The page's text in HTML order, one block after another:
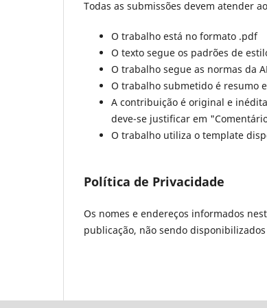
Todas as submissões devem atender
O trabalho está no formato .pdf
O texto segue os padrões de
O trabalho segue as normas da
O trabalho submetido é resumo
A contribuição é original e
deve-se justificar em
O trabalho utiliza o template
Política de Privacidade
Os nomes e endereços informados
publicação, não sendo